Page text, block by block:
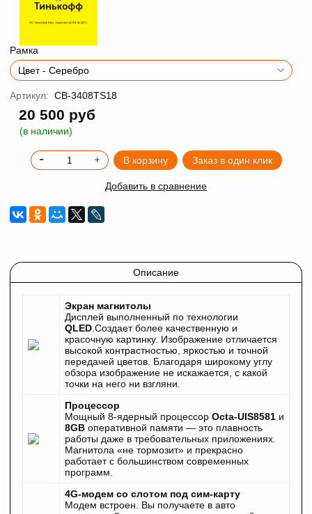
Рамка
Артикул: CB-3408TS18
20 500 руб
(в наличии)
В корзину Заказ в один клик
Добавить в сравнение
Описание
Экран магнитолы
Дисплей выполненный по технологии
QLED .Создает более качественную и
красочную картинку. Изображение отличается
высокой контрастностью, яркостью и точной
передачей цветов. Благодаря широкому углу
обзора изображение не искажается, с какой
точки на него ни взгляни.
Процессор
Мощный 8-ядерный процессор Octa-UIS8581 и
8GB оперативной памяти — это плавность
работы даже в требовательных приложениях.
Магнитола «не тормозит» и прекрасно
работает с большинством современных
программ.
4G-модем со слотом под сим-карту
Модем встроен. Вы получаете в авто